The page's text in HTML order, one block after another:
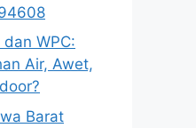
WPC:
Air, Awet,
Barat